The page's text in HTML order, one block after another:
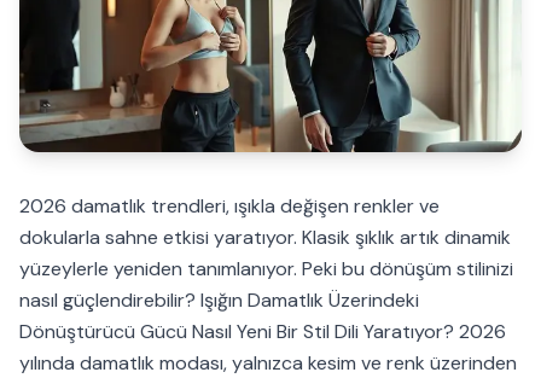
2026 damatlık trendleri, ışıkla değişen renkler ve
dokularla sahne etkisi yaratıyor. Klasik şıklık artık dinamik
yüzeylerle yeniden tanımlanıyor. Peki bu dönüşüm stilinizi
nasıl güçlendirebilir? Işığın Damatlık Üzerindeki
Dönüştürücü Gücü Nasıl Yeni Bir Stil Dili Yaratıyor? 2026
yılında damatlık modası, yalnızca kesim ve renk üzerinden